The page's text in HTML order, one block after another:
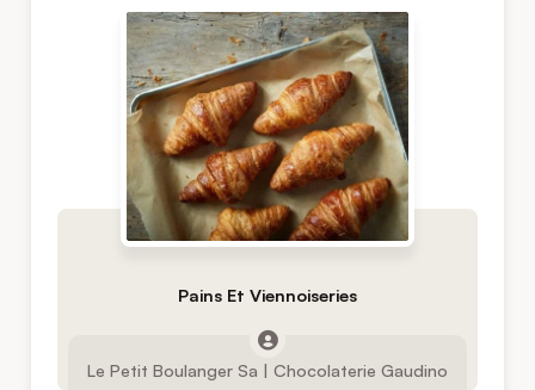
Pains Et Viennoiseries
Le Petit Boulanger Sa | Chocolaterie Gaudino